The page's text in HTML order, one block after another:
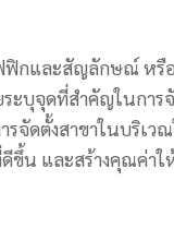
และสัญลักษณ์ หรือ
ะบุจุดที่สำคัญในการ
จัดตั้งสาขาในบริเว
น และสร้างคุณค่า